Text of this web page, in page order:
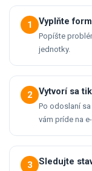
1 Vyplňte
Popíšte
jednotky.
2 Vytvorí sa
Po odoslaní
vám príde na
3 Sledujte